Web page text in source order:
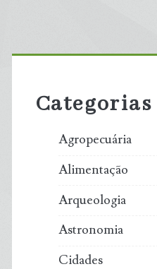
absorve
Primary
Categorias
Agropecuária
Alimentação
Arqueologia
Astronomia
Cidades